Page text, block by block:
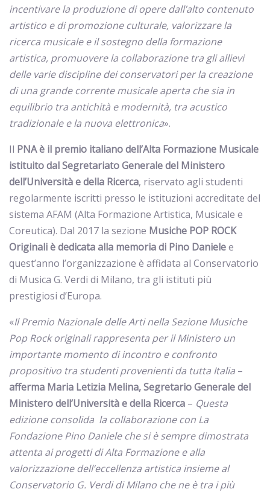
incentivare la produzione di opere dall’alto contenuto
artistico e di promozione culturale, valorizzare la
ricerca musicalee il sostegno della formazione
artistica, promuovere la collaborazione tra gli allievi
delle varie discipline dei conservatori per la creazione
di una grande corrente musicale aperta che sia in
equilibrio tra antichità e modernità, tra acustico
tradizionale e la nuova elettronica».
Il PNAè il premio italiano dell’Alta Formazione Musicale
istituito dal Segretariato Generale del Ministero
dell’Università e della Ricerca, riservato agli studenti
regolarmente iscritti presso le istituzioni accreditate del
sistema AFAM (Alta Formazione Artistica, Musicale e
Coreutica). Dal 2017 la sezione Musiche POP ROCK
Originaliè dedicata alla memoria di Pino Danielee
quest’anno l’organizzazione è affidata al Conservatorio
di Musica G. Verdi di Milano, tra gli istituti più
prestigiosi d’Europa.
«Il Premio Nazionale delle Arti nella Sezione Musiche
Pop Rock originali rappresenta per il Ministero un
importante momento di incontro e confronto
propositivo tra studenti provenienti da tutta Italia –
afferma Maria Letizia Melina, Segretario Generale del
Ministero dell’Università e della Ricerca – Questa
edizione consolida la collaborazione con La
Fondazione Pino Daniele che si è sempre dimostrata
attenta ai progetti di Alta Formazione e alla
valorizzazione dell’eccellenza artistica insieme al
Conservatorio G. Verdi di Milano che ne è tra i più